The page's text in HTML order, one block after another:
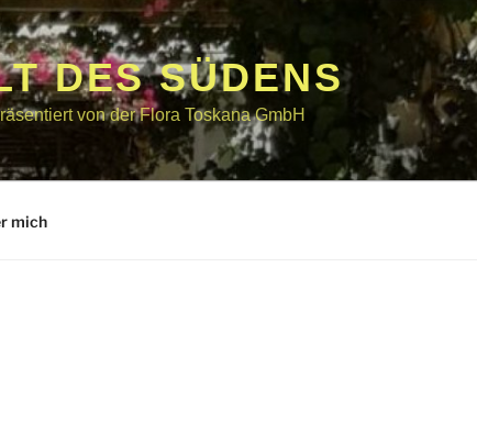
DES SÜDENS
von der Flora Toskana GmbH
mich